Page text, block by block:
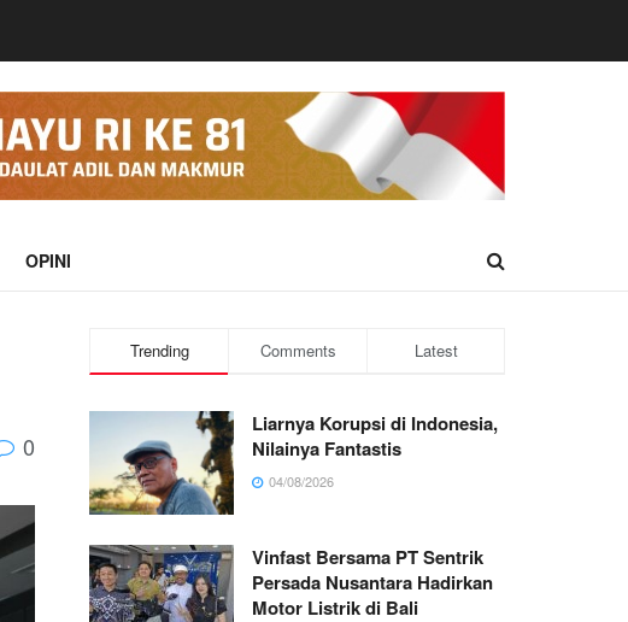
OPINI
0
Trending Comments Latest
Liarnya Korupsi di Indonesia,
Nilainya Fantastis
04/08/2026
Vinfast Bersama PT Sentrik
Persada Nusantara Hadirkan
Motor Listrik di Bali